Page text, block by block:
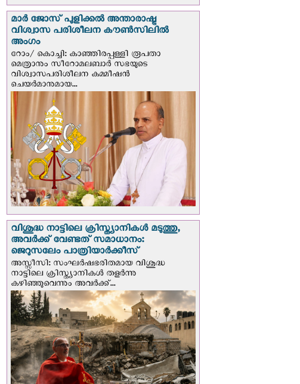
മാർ ജോസ് പുളിക്കൽ അന്താരാഷ്ട്ര
വിശ്വാസ പരിശീലന കൗൺസിലിൽ
അംഗം
റോം/ കൊച്ചി: കാഞ്ഞിരപ്പള്ളി രൂപതാ
മെത്രാനും സീറോമലബാർ സഭയുടെ
വിശ്വാസപരിശീലന കമ്മീഷൻ
ചെയർമാനുമായ...
വിശുദ്ധ നാട്ടിലെ ക്രിസ്ത്യാനികൾ മടുത്തു,
അവർക്ക് വേണ്ടത് സമാധാനം:
ജെറുസലേം പാത്രിയാര്‍ക്കീസ്
അസ്സീസി: സംഘര്‍ഷഭരിതമായ വിശുദ്ധ
നാട്ടിലെ ക്രിസ്ത്യാനികൾ തളര്‍ന്നു
കഴിഞ്ഞുവെന്നും അവർക്ക്...